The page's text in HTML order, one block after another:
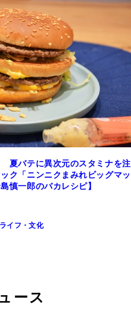
夏バテに異次元のスタミナを注
ク「ニンニクまみれビッグマッ
慎一郎のバカレシピ】
ライフ・文化
ース